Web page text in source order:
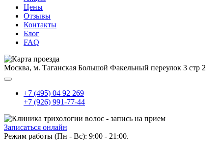
Цены
Отзывы
Контакты
Блог
FAQ
Москва, м. Таганская Большой Факельный переулок 3 стр 2
+7 (495) 04 92 269
+7 (926) 991-77-44
Записаться онлайн
Режим работы (Пн - Вс): 9:00 - 21:00.